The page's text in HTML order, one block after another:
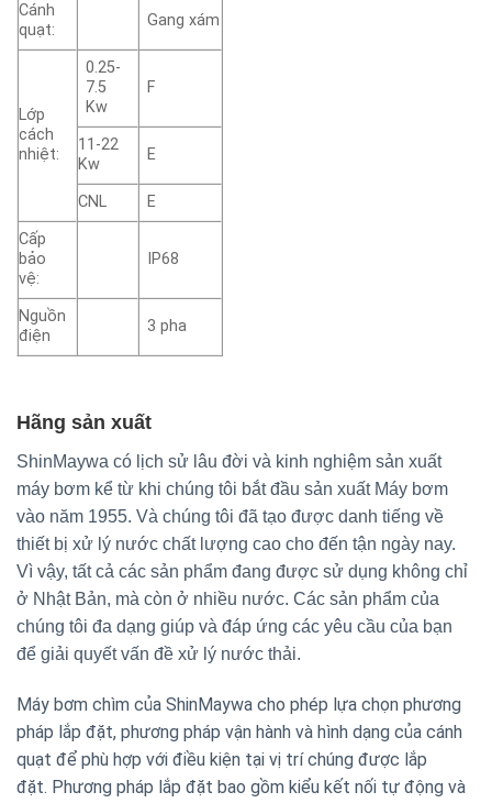
Cánh
quạt:
Gang xám
Lớp
cách
nhiệt:
0.25-
7.5
Kw
F
11-22
Kw
E
CNL
E
Cấp
bảo
vệ:
IP68
Nguồn
điện
3 pha
Hãng sản xuất
ShinMaywa có lịch sử lâu đời và kinh nghiệm sản xuất
máy bơm kể từ khi chúng tôi bắt đầu sản xuất Máy bơm
vào năm 1955. Và chúng tôi đã tạo được danh tiếng về
thiết bị xử lý nước chất lượng cao cho đến tận ngày nay.
Vì vậy, tất cả các sản phẩm đang được sử dụng không chỉ
ở Nhật Bản, mà còn ở nhiều nước. Các sản phẩm của
chúng tôi đa dạng giúp và đáp ứng các yêu cầu của bạn
để giải quyết vấn đề xử lý nước thải.
Máy bơm chìm của ShinMaywa cho phép lựa chọn phương
pháp lắp đặt, phương pháp vận hành và hình dạng của cánh
quạt để phù hợp với điều kiện tại vị trí chúng được lắp
đặt. Phương pháp lắp đặt bao gồm kiểu kết nối tự động và